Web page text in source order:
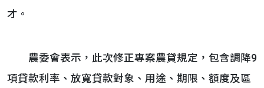
才。
農委會表示，此次修正專案農貸規定，包含調降9
項貸款利率、放寬貸款對象、用途、期限、額度及區